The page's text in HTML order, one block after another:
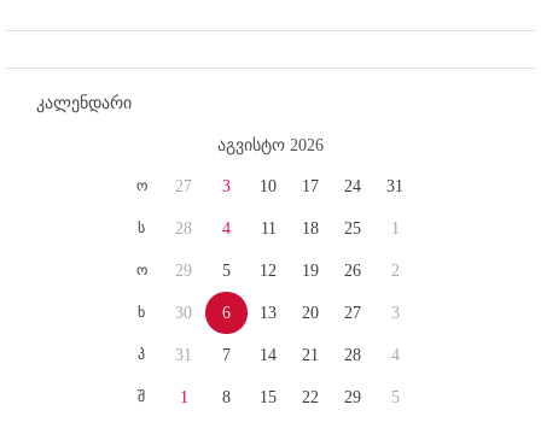
კალენდარი
აგვისტო 2026
ო
ს
ო
ხ
პ
შ
27
28
29
30
31
1
3
4
5
6
7
8
10
11
12
13
14
15
17
18
19
20
21
22
24
25
26
27
28
29
31
1
2
3
4
5